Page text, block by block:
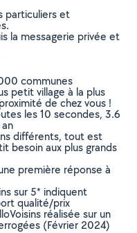
particuliers et
la messagerie privée et
communes
petit village à la plus
de chez vous !
les 10 secondes, 3.6
différents, tout est
besoin aux plus grands
première réponse à
sur 5* indiquent
qualité/prix
réalisée sur un
(Février 2024)